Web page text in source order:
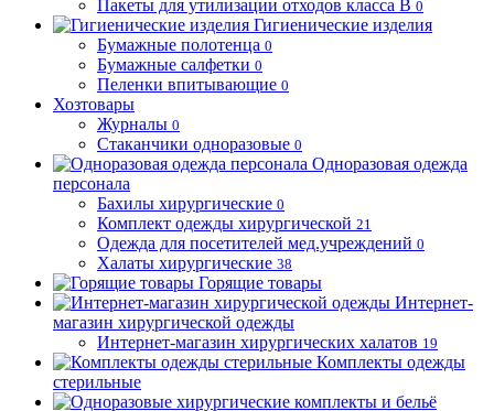
Пакеты для утилизации отходов класса В 0
Гигиенические изделия
Бумажные полотенца 0
Бумажные салфетки 0
Пеленки впитывающие 0
Хозтовары
Журналы 0
Стаканчики одноразовые 0
Одноразовая одежда
персонала
Бахилы хирургические 0
Комплект одежды хирургической 21
Одежда для посетителей мед.учреждений 0
Халаты хирургические 38
Горящие товары
Интернет-
магазин хирургической одежды
Интернет-магазин хирургических халатов 19
Комплекты одежды
стерильные